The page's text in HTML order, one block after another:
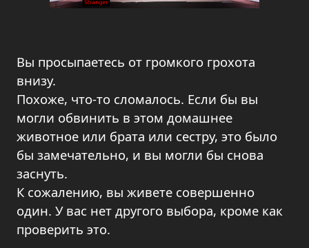
Вы просыпаетесь от громкого грохота
внизу.
Похоже, что-то сломалось. Если бы вы
могли обвинить в этом домашнее
животное или брата или сестру, это было
бы замечательно, и вы могли бы снова
заснуть.
К сожалению, вы живете совершенно
один. У вас нет другого выбора, кроме как
проверить это.